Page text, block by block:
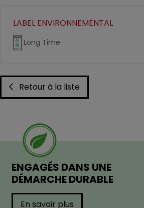
LABEL ENVIRONNEMENTAL
Long Time
Retour à la liste
ENGAGÉS DANS UNE
DÉMARCHE DURABLE
En savoir plus